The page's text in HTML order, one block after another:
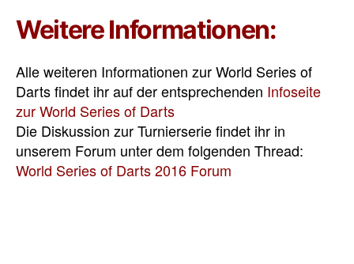
Weitere Informationen:
Alle weiteren Informationen zur World Series of
Darts findet ihr auf der entsprechenden Infoseite
zur World Series of Darts
Die Diskussion zur Turnierserie findet ihr in
unserem Forum unter dem folgenden Thread:
World Series of Darts 2016 Forum